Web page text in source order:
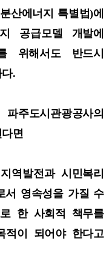
산에너지 특별법)에
공급모델 개발에
위해서도 반드시
.
도시관광공사의
면
역발전과 시민복리
서 영속성을 가질 수
한 사회적 책무를
적이 되어야 한다고